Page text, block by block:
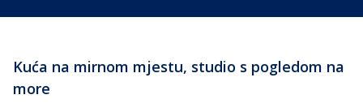
Kuća na mirnom mjestu, studio s pogledom na
more